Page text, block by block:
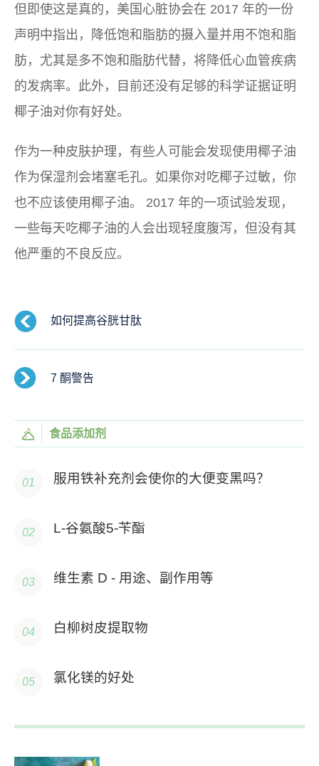
但即使这是真的，美国心脏协会在 2017 年的一份
声明中指出，降低饱和脂肪的摄入量并用不饱和脂
肪，尤其是多不饱和脂肪代替，将降低心血管疾病
的发病率。此外，目前还没有足够的科学证据证明
椰子油对你有好处。
作为一种皮肤护理，有些人可能会发现使用椰子油
作为保湿剂会堵塞毛孔。如果你对吃椰子过敏，你
也不应该使用椰子油。 2017 年的一项试验发现，
一些每天吃椰子油的人会出现轻度腹泻，但没有其
他严重的不良反应。
如何提高谷胱甘肽
7 酮警告
食品添加剂
服用铁补充剂会使你的大便变黑吗？
L-谷氨酸5-苄酯
维生素 D - 用途、副作用等
白柳树皮提取物
氯化镁的好处